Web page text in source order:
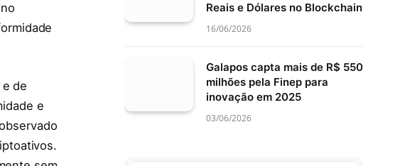
de
e
Reais e Dólares no Blockchain
16/06/2026
Galapos capta mais de R$ 550
milhões pela Finep para
inovação em 2025
03/06/2026